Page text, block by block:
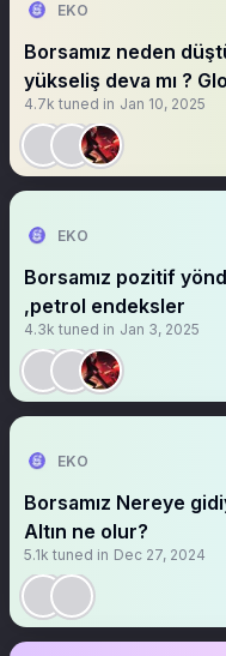
EKO
Borsamız neden
yükseliş
4.7k tuned in Jan 10, 2025
EKO
Borsamız pozitif yönde gidiyor
,petrol endeksler
4.3k tuned in Jan 3, 2025
EKO
Borsamız Nereye gidiyor … btc düşüş devam mı ?
Altın ne olur?
5.1k tuned in Dec 27, 2024